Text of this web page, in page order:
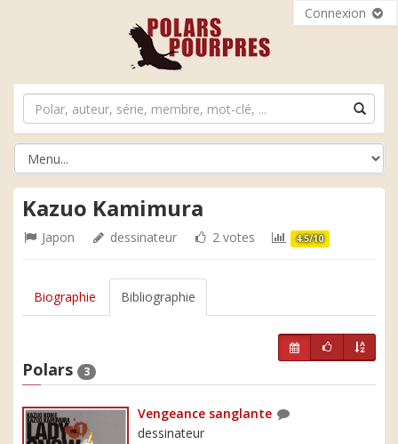
Connexion
Kazuo Kamimura
Japon dessinateur 2 votes 4.5/10
Biographie Bibliographie
Polars 3
Vengeance sanglante
dessinateur